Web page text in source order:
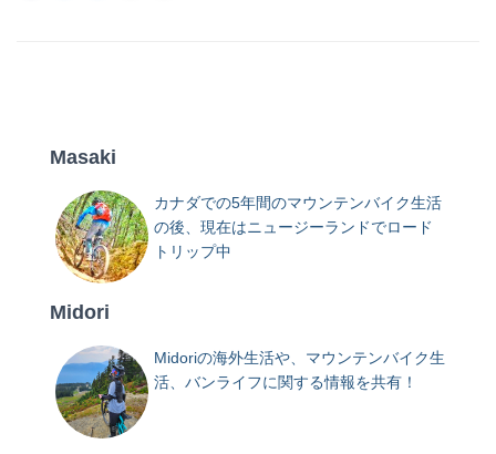
Masaki
カナダでの5年間のマウンテンバイク生活
の後、現在はニュージーランドでロード
トリップ中
Midori
Midoriの海外生活や、マウンテンバイク生
活、バンライフに関する情報を共有！